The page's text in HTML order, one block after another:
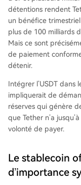
détentions rendent
un bénéfice
plus de 100 milliards
Mais ce sont
de paiement
détenir.
Intégrer l’USDT dans
impliquerait de
réserves qui génère
que Tether n’a
volonté de payer.
Le stablecoin
d’importance